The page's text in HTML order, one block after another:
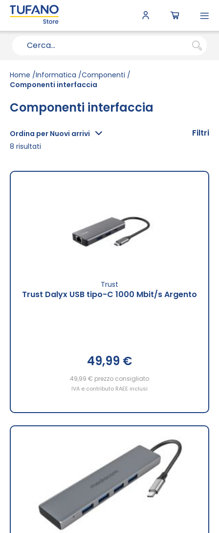
Home Informatica Componenti
Componenti interfaccia
Componenti interfaccia
Ordina per Nuovi arrivi
8 risultati
Trust
Trust Dalyx USB tipo-C 1000 Mbit/s Argento
49,99 €
49,99 € prezzo consigliato
IVA e contributo RAEE inclusi
Filtri